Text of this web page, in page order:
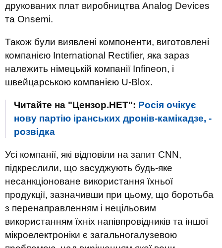
друкованих плат виробництва Analog Devices
та Onsemi.
Також були виявлені компоненти, виготовлені
компанією International Rectifier, яка зараз
належить німецькій компанії Infineon, і
швейцарською компанією U-Blox.
Читайте на "Цензор.НЕТ": Росія очікує
нову партію іранських дронів-камікадзе, -
розвідка
Усі компанії, які відповіли на запит CNN,
підкреслили, що засуджують будь-яке
несанкціоноване використання їхньої
продукції, зазначивши при цьому, що боротьба
з перенаправленням і нецільовим
використанням їхніх напівпровідників та іншої
мікроелектроніки є загальногалузевою